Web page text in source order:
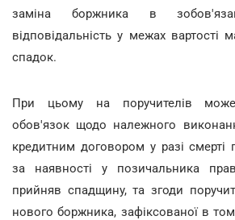
заміна боржника в
відповідальність у межах вартості
спадок.
При цьому на поручителів
обов'язок щодо належного
кредитним договором у разі
за наявності у позичальника
прийняв спадщину, та згоди
нового боржника, зафіксованої в